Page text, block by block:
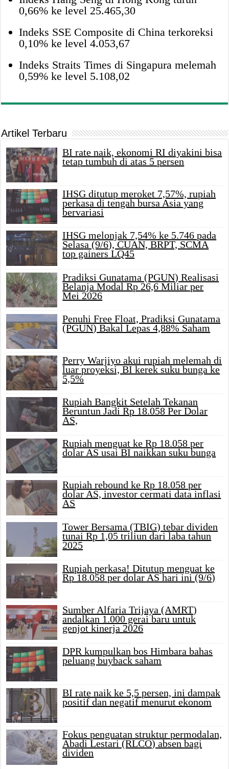
0,66% ke level 25.465,30
Indeks SSE Composite di China terkoreksi
0,10% ke level 4.053,67
Indeks Straits Times di Singapura melemah
0,59% ke level 5.108,02
Artikel Terbaru
BI rate naik, ekonomi RI diyakini bisa
tetap tumbuh di atas 5 persen
IHSG ditutup meroket 7,57%, rupiah
perkasa di tengah bursa Asia yang
bervariasi
IHSG melonjak 7,54% ke 5.746 pada
Selasa (9/6), CUAN, BRPT, SCMA
top gainers LQ45
Pradiksi Gunatama (PGUN) Realisasi
Belanja Modal Rp 26,6 Miliar per
Mei 2026
Penuhi Free Float, Pradiksi Gunatama
(PGUN) Bakal Lepas 4,88% Saham
Perry Warjiyo akui rupiah melemah di
luar proyeksi, BI kerek suku bunga ke
5,5%
Rupiah Bangkit Setelah Tekanan
Beruntun Jadi Rp 18.058 Per Dolar
AS,
Rupiah menguat ke Rp 18.058 per
dolar AS usai BI naikkan suku bunga
Rupiah rebound ke Rp 18.058 per
dolar AS, investor cermati data inflasi
AS
Tower Bersama (TBIG) tebar dividen
tunai Rp 1,05 triliun dari laba tahun
2025
Rupiah perkasa! Ditutup menguat ke
Rp 18.058 per dolar AS hari ini (9/6)
Sumber Alfaria Trijaya (AMRT)
andalkan 1.000 gerai baru untuk
genjot kinerja 2026
DPR kumpulkan bos Himbara bahas
peluang buyback saham
BI rate naik ke 5,5 persen, ini dampak
positif dan negatif menurut ekonom
Fokus penguatan struktur permodalan,
Abadi Lestari (RLCO) absen bagi
dividen